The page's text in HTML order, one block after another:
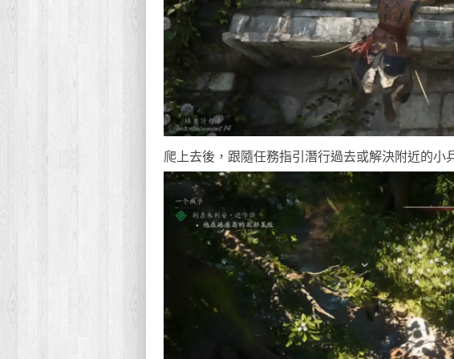
爬上去後，跟隨任務指引潛行過去或解決附近的小